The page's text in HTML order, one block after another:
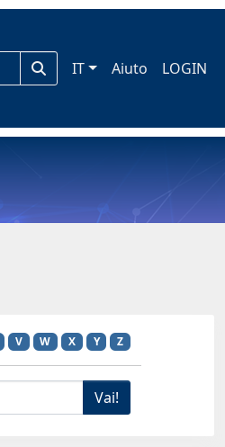
IT Aiuto LOGIN
V W X Y Z